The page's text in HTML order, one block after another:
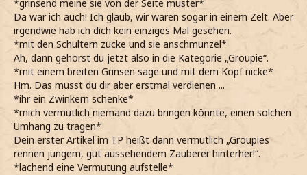
*grinsend meine sie von der Seite muster*
Da war ich auch! Ich glaub, wir waren sogar in einem Zelt. Aber
irgendwie hab ich dich kein einziges Mal gesehen.
*mit den Schultern zucke und sie anschmunzel*
Ah, dann gehörst du jetzt also in die Kategorie „Groupie“.
*mit einem breiten Grinsen sage und mit dem Kopf nicke*
Hm. Das musst du dir aber erstmal verdienen ...
*ihr ein Zwinkern schenke*
*mich vermutlich niemand dazu bringen könnte, einen solchen
Umhang zu tragen*
Dein erster Artikel im TP heißt dann vermutlich „Groupies
rennen jungem, gut aussehendem Zauberer hinterher!“.
*lachend eine Vermutung aufstelle*